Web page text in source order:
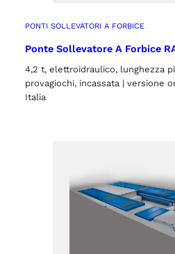
PONTI SOLLEVATORI A FORBICE
Ponte Sollevatore A Forbice
4,2 t, elettroidraulico, lunghezza
provagiochi, incassata | versione
Italia